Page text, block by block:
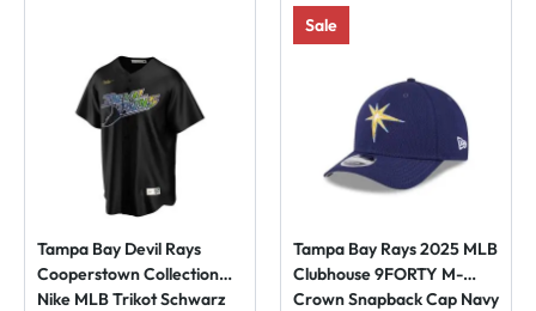
Tampa Bay Devil Rays
Cooperstown Collection
Nike MLB Trikot Schwarz
Sale
Tampa Bay Rays 2025 MLB
Clubhouse 9FORTY M-
Crown Snapback Cap Navy